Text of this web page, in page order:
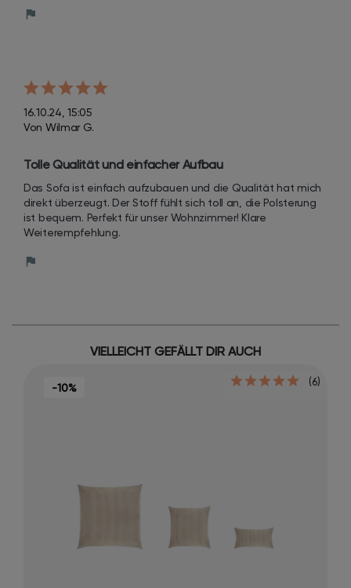
16.10.24, 15:05
Von Wilmar G.
Tolle Qualität und einfacher Aufbau
Das Sofa ist einfach aufzubauen und die Qualität hat mich
direkt überzeugt. Der Stoff fühlt sich toll an, die Polsterung
ist bequem. Perfekt für unser Wohnzimmer! Klare
Weiterempfehlung.
VIELLEICHT GEFÄLLT DIR AUCH
-10% (6)